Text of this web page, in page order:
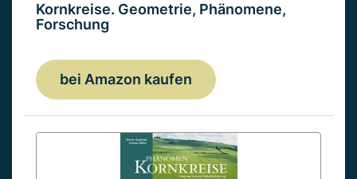
Kornkreise. Geometrie, Phänomene,
Forschung
bei Amazon kaufen